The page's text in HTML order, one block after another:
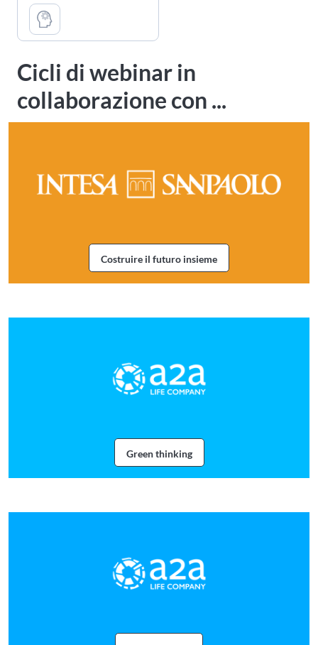
Cicli di webinar in
collaborazione con ...
Costruire il futuro insiemeWebinar Costruire il futuro
Green thinkingWebinar Green thinking con